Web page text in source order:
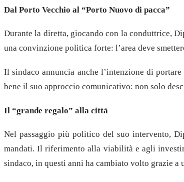
Dal Porto Vecchio al “Porto Nuovo di pacca”
Durante la diretta, giocando con la conduttrice,
una convinzione politica forte: l’area deve
Il sindaco annuncia anche l’intenzione di
bene il suo approccio comunicativo: non solo
Il “grande regalo” alla città
Nel passaggio più politico del suo intervento,
mandati. Il riferimento alla viabilità e agli
sindaco, in questi anni ha cambiato volto grazie